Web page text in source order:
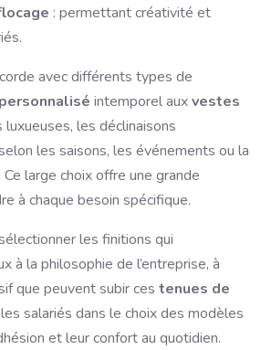
: permettant créativité et
avec différents types de
intemporel auxvestes
luxueuses, les déclinaisons
les saisons, les événements ou la
large choix offre une grande
à chaque besoin spécifique.
les finitions qui
à la philosophie de l’entreprise, à
que peuvent subir ces tenues de
salariés dans le choix des modèles
et leur confort au quotidien.